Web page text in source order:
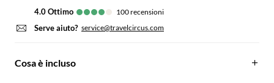
4.0
ottimo 100recensioni
Serve aiuto? service@travelcircus.com
Cosa è incluso